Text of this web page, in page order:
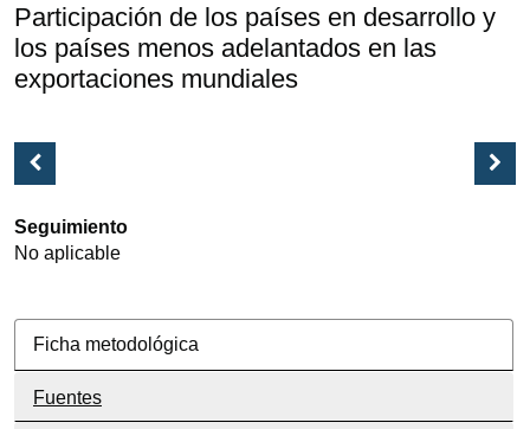
Participación de los países en desarrollo y
los países menos adelantados en las
exportaciones mundiales
Seguimiento
No aplicable
Ficha metodológica
Fuentes